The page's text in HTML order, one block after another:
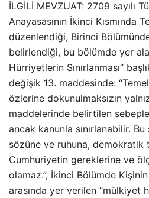
İLGİLİ MEVZUAT: 2709 sayılı
Anayasasının İkinci Kısmında
düzenlendiği, Birinci
belirlendiği, bu bölümde yer
Hürriyetlerin Sınırlanması”
değişik 13. maddesinde:
özlerine dokunulmaksızın
maddelerinde belirtilen
ancak kanunla sınırlanabilir. Bu
sözüne ve ruhuna,
Cumhuriyetin gereklerine ve
olamaz.”, İkinci Bölümde
arasında yer verilen “mülkiyet